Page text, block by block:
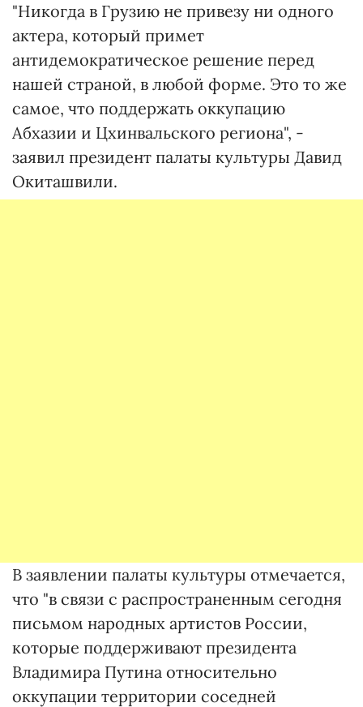
"Никогда в Грузию не привезу ни одного
актера, который примет
антидемократическое решение перед
нашей страной, в любой форме. Это то же
самое, что поддержать оккупацию
Абхазии и Цхинвальского региона", -
заявил президент палаты культуры Давид
Окиташвили.
В заявлении палаты культуры отмечается,
что "в связи с распространенным сегодня
письмом народных артистов России,
которые поддерживают президента
Владимира Путина относительно
оккупации территории соседней